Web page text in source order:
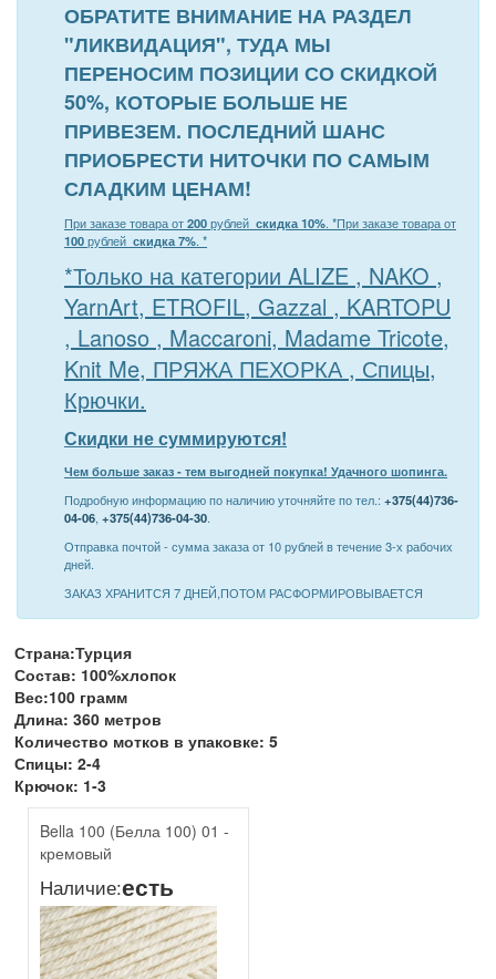
ОБРАТИТЕ ВНИМАНИЕ НА РАЗДЕЛ
"ЛИКВИДАЦИЯ", ТУДА МЫ
ПЕРЕНОСИМ ПОЗИЦИИ СО СКИДКОЙ
50%, КОТОРЫЕ БОЛЬШЕ НЕ
ПРИВЕЗЕМ. ПОСЛЕДНИЙ ШАНС
ПРИОБРЕСТИ НИТОЧКИ ПО САМЫМ
СЛАДКИМ ЦЕНАМ!
При заказе товара от200рублей скидка 10%. *При заказе товара от
100рублей скидка 7%. *
*Только на категории ALIZE , NAKO ,
YarnArt, ETROFIL, Gazzal , KARTOPU
, Lanoso , Maccaroni, Madame Tricote,
Knit Me, ПРЯЖА ПЕХОРКА , Спицы,
Крючки.
Скидки не суммируются!
Чем больше заказ - тем выгодней покупка! Удачного шопинга.
Подробную информацию по наличию уточняйте по тел.: +375(44)736-
04-06, +375(44)736-04-30.
Отправка почтой - сумма заказа от 10 рублей в течение 3-х рабочих
дней.
ЗАКАЗ ХРАНИТСЯ 7 ДНЕЙ,ПОТОМ РАСФОРМИРОВЫВАЕТСЯ
Страна:Турция
Состав: 100%хлопок
Вес:100 грамм
Длина: 360 метров
Количество мотков в упаковке: 5
Спицы: 2-4
Крючок: 1-3
Bella 100 (Белла 100) 01 -
кремовый
Наличие:есть